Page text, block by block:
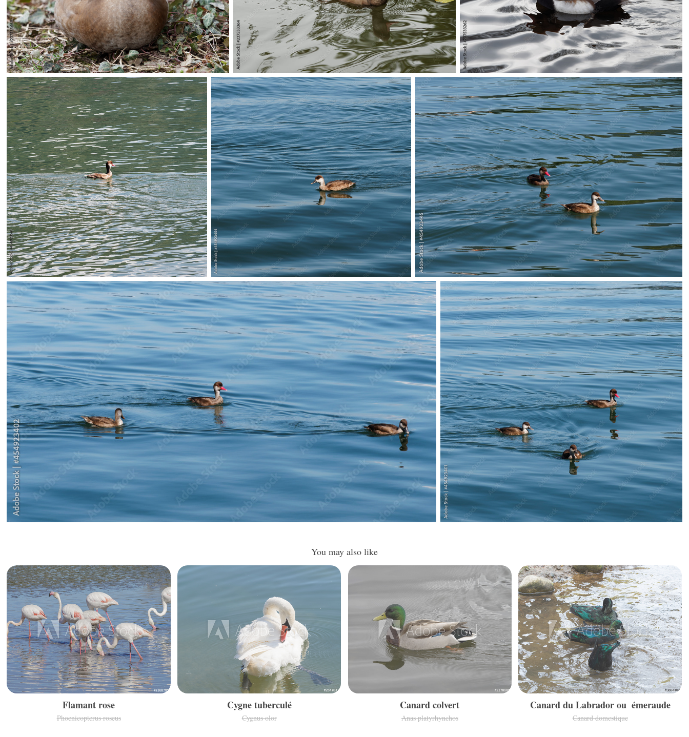
You may also like
Flamant rose
Phoenicopterus roseus
Cygne tuberculé
Cygnus olor
Canard colvert
Anas platyrhynchos
Canard du Labrador ou  émeraude
Canard domestique